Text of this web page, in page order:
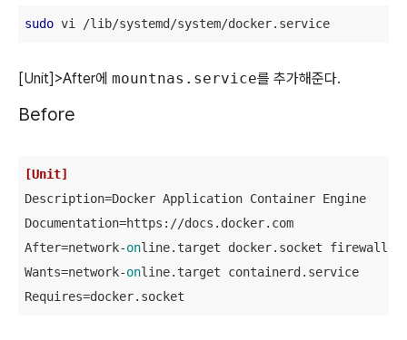
sudo vi /lib/systemd/system/docker.service
[Unit]>After에 mountnas.service를 추가해준다.
Before
[Unit]
Description
Documentation
After=network-on
Wants=network-on
Requires=docker.socket